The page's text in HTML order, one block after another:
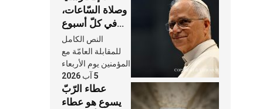
وصلاة السّاعات،
في كلّ أسبوع
وكلّ يوم، هما
النَّفَس في حياة
الكنيسة
النص الكامل
للمقابلة العامّة مع
المؤمنين يوم الأربعاء
5 آب 2026
عطاء الرّبّ
يسوع هو عطاء